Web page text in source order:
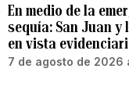
En medio de la
sequía: San Juan y
en vista
7 de agosto de 2026